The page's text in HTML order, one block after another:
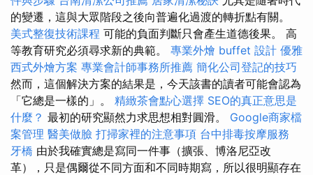
的變遷，這與大眾階段之後向普遍化過渡的轉折點有關。
美式整復技術課程 可能的負面判斷只會產生道德後果。 高
等教育研究必須尋求新的典範。 專業外燴 buffet 設計 優雅
西式外燴方案 專業會計師事務所推薦 簡化公司登記的技巧
然而，這個解決方案的結果是，今天該書的讀者可能會認為
「它總是一樣的」。 精緻茶會點心選擇 SEO的真正意思是
什麼？ 最初的研究顯然力求思想相對圓滑。 Google商家檔
案管理 醫美做臉 打掃家裡的注意事項 台中排毒按摩服務
牙橋 由於我確實總是寫同一件事（擴張、博洛尼亞改
革），只是偶爾從不同方面和不同時期寫，所以很明顯存在